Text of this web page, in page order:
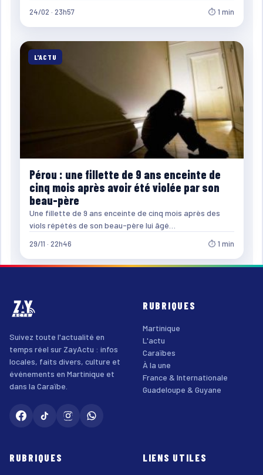
24/02 · 23h57 ⏱ 1 min
L'ACTU
Pérou : une fillette de 9 ans enceinte de
cinq mois après avoir été violée par son
beau-père
Une fillette de 9 ans enceinte de cinq mois après des
viols répétés de son beau-père lui âgé…
29/11 · 22h46 ⏱ 1 min
Suivez toute l'actualité en
temps réel sur ZayActu : infos
locales, faits divers, culture et
événements en Martinique et
dans la Caraïbe.
RUBRIQUES
Martinique
L'actu
Caraïbes
À la une
France & Internationale
Guadeloupe & Guyane
RUBRIQUES LIENS UTILES